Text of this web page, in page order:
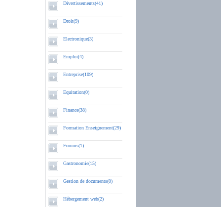
Divertissements(41)
Droit(9)
Electronique(3)
Emploi(4)
Entreprise(109)
Equitation(0)
Finance(38)
Formation Enseignement(29)
Forums(1)
Gastronomie(15)
Gestion de documents(0)
Hébergement web(2)